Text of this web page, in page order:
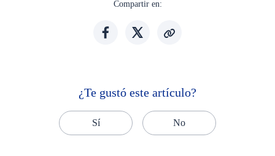
Compartir en:
¿Te gustó este artículo?
Sí No